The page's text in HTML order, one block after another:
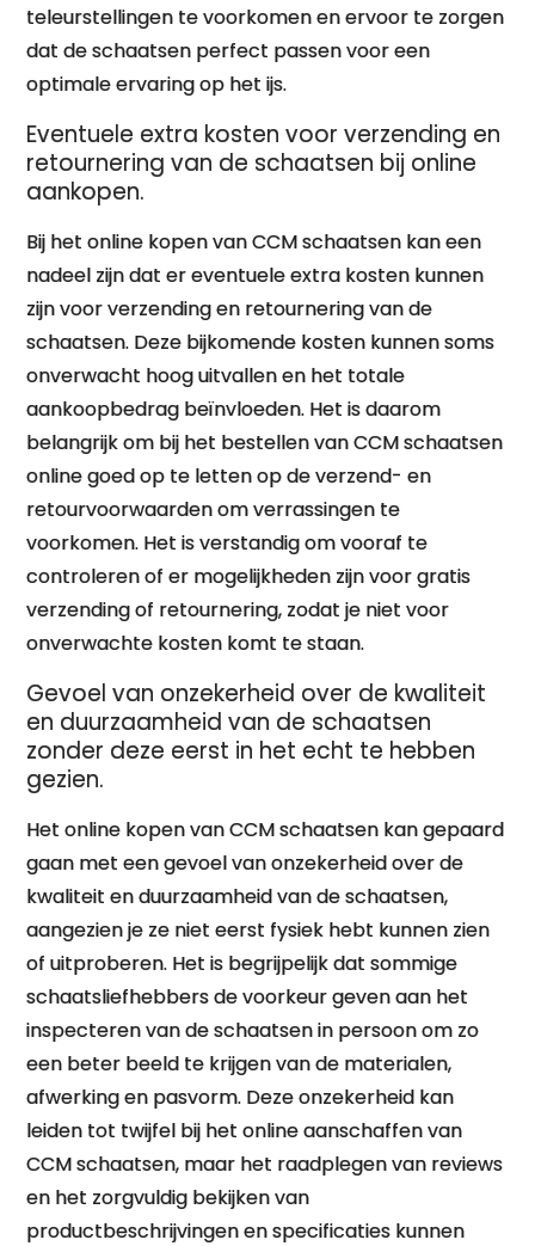
teleurstellingen te voorkomen en ervoor te zorgen
dat de schaatsen perfect passen voor een
optimale ervaring op het ijs.
Eventuele extra kosten voor verzending en
retournering van de schaatsen bij online
aankopen.
Bij het online kopen van CCM schaatsen kan een
nadeel zijn dat er eventuele extra kosten kunnen
zijn voor verzending en retournering van de
schaatsen. Deze bijkomende kosten kunnen soms
onverwacht hoog uitvallen en het totale
aankoopbedrag beïnvloeden. Het is daarom
belangrijk om bij het bestellen van CCM schaatsen
online goed op te letten op de verzend- en
retourvoorwaarden om verrassingen te
voorkomen. Het is verstandig om vooraf te
controleren of er mogelijkheden zijn voor gratis
verzending of retournering, zodat je niet voor
onverwachte kosten komt te staan.
Gevoel van onzekerheid over de kwaliteit
en duurzaamheid van de schaatsen
zonder deze eerst in het echt te hebben
gezien.
Het online kopen van CCM schaatsen kan gepaard
gaan met een gevoel van onzekerheid over de
kwaliteit en duurzaamheid van de schaatsen,
aangezien je ze niet eerst fysiek hebt kunnen zien
of uitproberen. Het is begrijpelijk dat sommige
schaatsliefhebbers de voorkeur geven aan het
inspecteren van de schaatsen in persoon om zo
een beter beeld te krijgen van de materialen,
afwerking en pasvorm. Deze onzekerheid kan
leiden tot twijfel bij het online aanschaffen van
CCM schaatsen, maar het raadplegen van reviews
en het zorgvuldig bekijken van
productbeschrijvingen en specificaties kunnen